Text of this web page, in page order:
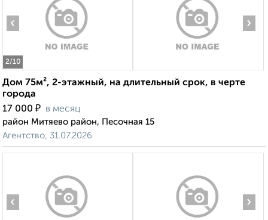
2/10
‹ ›
Дом 75м², 2-этажный, на длительный срок, в черте
города
17 000 ₽ в месяц
район Митяево район, Песочная 15
Агентство, 31.07.2026
‹ ›